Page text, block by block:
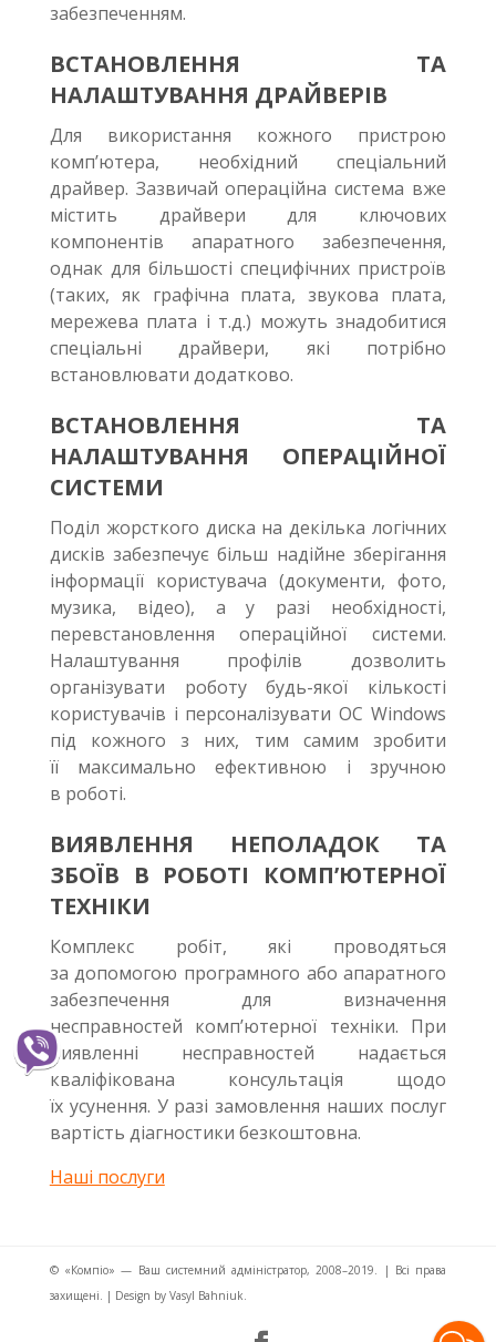
забезпеченням.
ВСТАНОВЛЕННЯ ТА
НАЛАШТУВАННЯ ДРАЙВЕРІВ
Для використання кожного пристрою
комп’ютера, необхідний спеціальний
драйвер. Зазвичай операційна система вже
містить драйвери для ключових
компонентів апаратного забезпечення,
однак для більшості специфічних пристроїв
(таких, як графічна плата, звукова плата,
мережева плата і т.д.) можуть знадобитися
спеціальні драйвери, які потрібно
встановлювати додатково.
ВСТАНОВЛЕННЯ ТА
НАЛАШТУВАННЯ ОПЕРАЦІЙНОЇ
СИСТЕМИ
Поділ жорсткого диска на декілька логічних
дисків забезпечує більш надійне зберігання
інформації користувача (документи, фото,
музика, відео), а у разі необхідності,
перевстановлення операційної системи.
Налаштування профілів дозволить
організувати роботу будь-якої кількості
користувачів і персоналізувати ОС Windows
під кожного з них, тим самим зробити
її максимально ефективною і зручною
в роботі.
ВИЯВЛЕННЯ НЕПОЛАДОК ТА
ЗБОЇВ В РОБОТІ КОМП’ЮТЕРНОЇ
ТЕХНІКИ
Комплекс робіт, які проводяться
за допомогою програмного або апаратного
забезпечення для визначення
несправностей комп’ютерної техніки. При
виявленні несправностей надається
кваліфікована консультація щодо
їх усунення. У разі замовлення наших послуг
вартість діагностики безкоштовна.
Наші послуги
© «Компіо» — Ваш системний адміністратор, 2008–2019. | Всі права
захищені. | Design by Vasyl Bahniuk.